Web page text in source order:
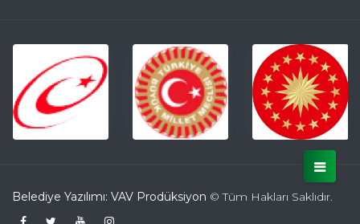
Belediye Yazılımı: VAV Prodüksiyon © Tüm Hakları Saklıdır.